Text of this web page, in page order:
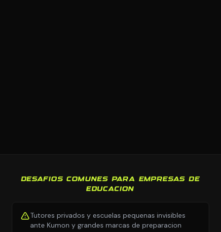
DESAFIOS COMUNES PARA EMPRESAS DE
EDUCACION
Tutores privados y escuelas pequenas invisibles
ante Kumon y grandes marcas de preparacion